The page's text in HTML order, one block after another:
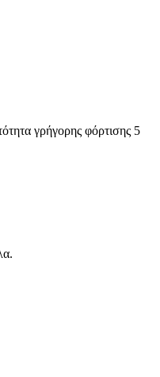
γρήγορης φόρτισης 5